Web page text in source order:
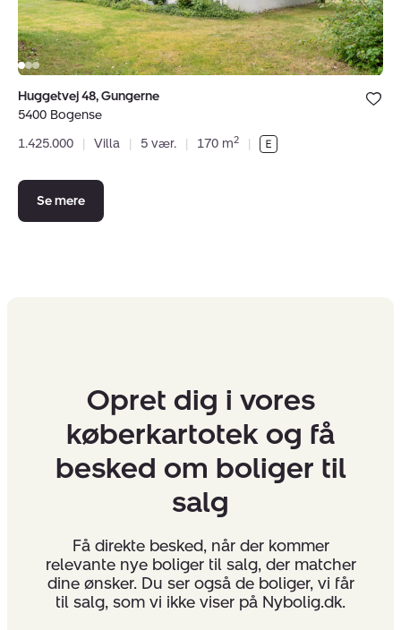
Bolig er
under dine
Huggetvej 48, Gungerne
5400 Bogense
1.425.000
| Villa | 5 vær. | 170 m2 |
Se mere
Opret dig i vores
køberkartotek og få
besked om boliger til
salg
Få direkte besked, når der kommer
relevante nye boliger til salg, der matcher
dine ønsker. Du ser også de boliger, vi får
til salg, som vi ikke viser på Nybolig.dk.